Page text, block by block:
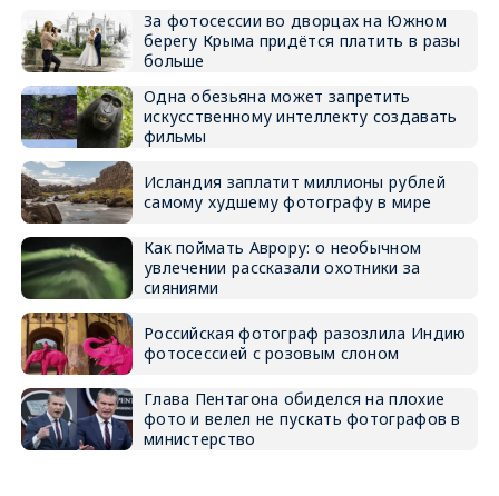
За фотосессии во дворцах на Южном
берегу Крыма придётся платить в разы
больше
Одна обезьяна может запретить
искусственному интеллекту создавать
фильмы
Исландия заплатит миллионы рублей
самому худшему фотографу в мире
Как поймать Аврору: о необычном
увлечении рассказали охотники за
сияниями
Российская фотограф разозлила Индию
фотосессией с розовым слоном
Глава Пентагона обиделся на плохие
фото и велел не пускать фотографов в
министерство